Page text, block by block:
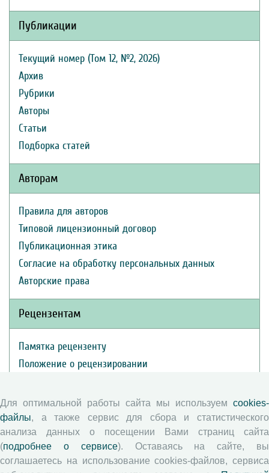
Публикации
Текущий номер (Том 12, №2, 2026)
Архив
Рубрики
Авторы
Статьи
Подборка статей
Авторам
Правила для авторов
Типовой лицензионный договор
Публикационная этика
Согласие на обработку персональных данных
Авторские права
Рецензентам
Памятка рецензенту
Положение о рецензировании
Журналы ВолНЦ РАН
Экономические и социальные перемены
Для оптимальной работы сайта мы используем cookies-
файлы, а также сервис для сбора и статистического
анализа данных о посещении Вами страниц сайта
(подробнее о сервисе). Оставаясь на сайте, вы
соглашаетесь на использование cookies-файлов, сервиса